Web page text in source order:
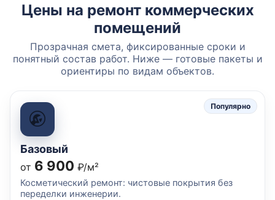
Цены на ремонт коммерческих
помещений
Прозрачная смета, фиксированные сроки и
понятный состав работ. Ниже — готовые пакеты и
ориентиры по видам объектов.
Популярно
Базовый
от 6 900 ₽/м²
Косметический ремонт: чистовые покрытия без
переделки инженерии.